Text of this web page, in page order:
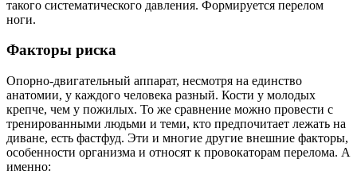
такого систематического давления. Формируется перелом
ноги.
Факторы риска
Опорно-двигательный аппарат, несмотря на единство
анатомии, у каждого человека разный. Кости у молодых
крепче, чем у пожилых. То же сравнение можно провести с
тренированными людьми и теми, кто предпочитает лежать на
диване, есть фастфуд. Эти и многие другие внешние факторы,
особенности организма и относят к провокаторам перелома. А
именно: